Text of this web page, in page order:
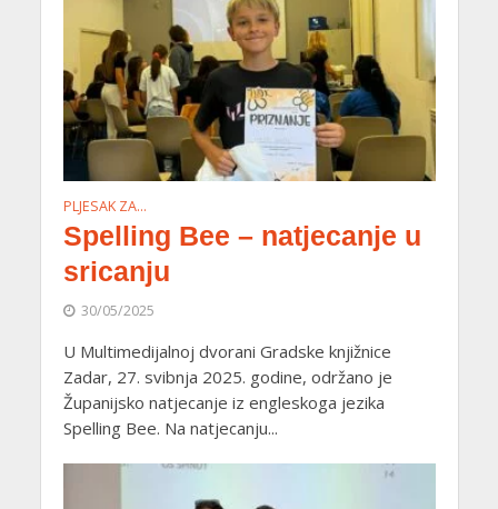
PLJESAK ZA…
Spelling Bee – natjecanje u
sricanju
30/05/2025
U Multimedijalnoj dvorani Gradske knjižnice
Zadar, 27. svibnja 2025. godine, održano je
Županijsko natjecanje iz engleskoga jezika
Spelling Bee. Na natjecanju...